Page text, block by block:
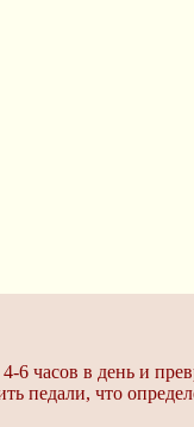
часов в день и
педали, что